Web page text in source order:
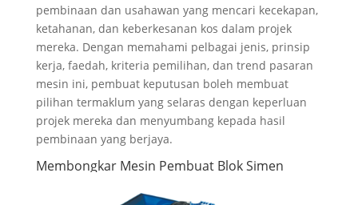
pembinaan dan usahawan yang mencari kecekapan,
ketahanan, dan keberkesanan kos dalam projek
mereka. Dengan memahami pelbagai jenis, prinsip
kerja, faedah, kriteria pemilihan, dan trend pasaran
mesin ini, pembuat keputusan boleh membuat
pilihan termaklum yang selaras dengan keperluan
projek mereka dan menyumbang kepada hasil
pembinaan yang berjaya.
Membongkar Mesin Pembuat Blok Simen